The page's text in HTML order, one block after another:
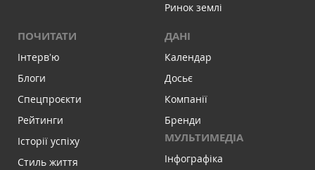
Ринок землі
ПОЧИТАТИ
Інтервʼю
Блоги
Спецпроєкти
Рейтинги
Історії успіху
Стиль життя
ДАНІ
Календар
Досьє
Компанії
Бренди
МУЛЬТИМЕДІА
Інфографіка